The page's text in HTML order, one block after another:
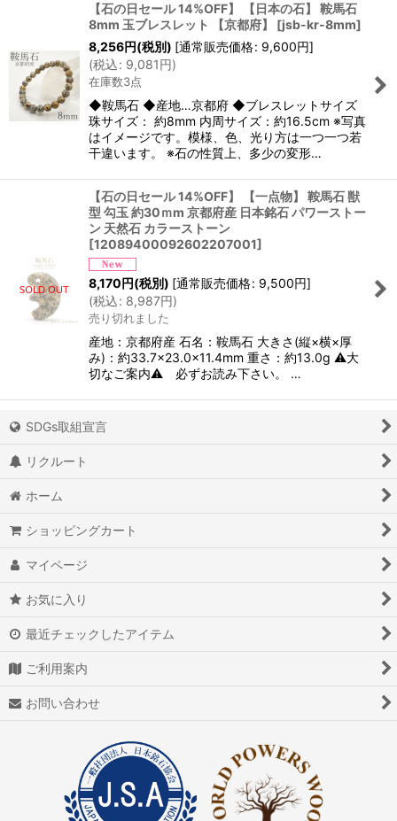
【石の日セール 14%OFF】 【日本の石】 鞍馬石
8mm 玉ブレスレット 【京都府】
[jsb-kr-8mm]
8,256円(税別) [通常販売価格: 9,600円]
(税込: 9,081円)
在庫数3点
◆鞍馬石 ◆産地…京都府 ◆ブレスレットサイズ
珠サイズ： 約8mm 内周サイズ：約16.5cm ※写真
はイメージです。模様、色、光り方は一つ一つ若
干違います。 ※石の性質上、多少の変形…
【石の日セール 14%OFF】 【一点物】 鞍馬石 獣
型 勾玉 約30ｍm 京都府産 日本銘石 パワーストー
ン 天然石 カラーストーン
[12089400092602207001]
8,170円(税別) [通常販売価格: 9,500円]
(税込: 8,987円)
売り切れました
産地：京都府産 石名：鞍馬石 大きさ(縦×横×厚
み)：約33.7×23.0×11.4mm 重さ：約13.0g ⚠大
切なご案内⚠ 必ずお読み下さい。 …
SDGs取組宣言
リクルート
ホーム
ショッピングカート
マイページ
お気に入り
最近チェックしたアイテム
ご利用案内
お問い合わせ